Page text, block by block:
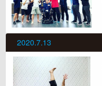
2020.7.13